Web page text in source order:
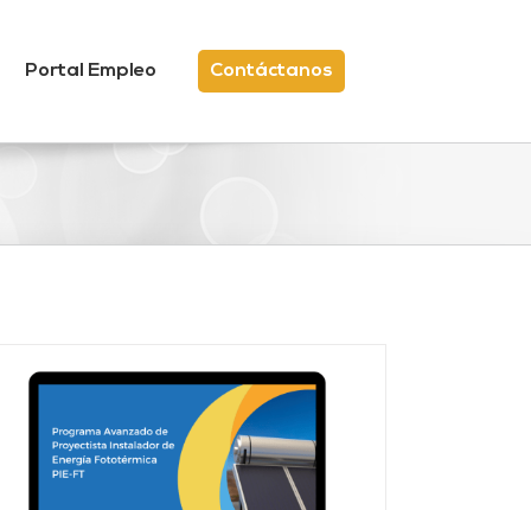
Portal Empleo Contáctanos